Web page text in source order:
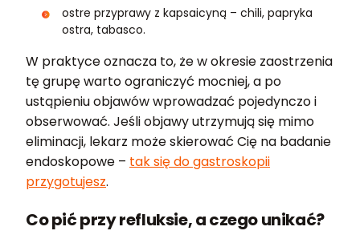
ostre przyprawy z kapsaicyną – chili, papryka
ostra, tabasco.
W praktyce oznacza to, że w okresie zaostrzenia
tę grupę warto ograniczyć mocniej, a po
ustąpieniu objawów wprowadzać pojedynczo i
obserwować. Jeśli objawy utrzymują się mimo
eliminacji, lekarz może skierować Cię na badanie
endoskopowe – tak się do gastroskopii
przygotujesz.
Co pić przy refluksie, a czego unikać?